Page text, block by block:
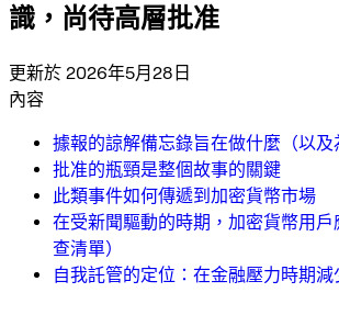
識，尚待高層批准
更新於 2026年5月28日
內容
據報的諒解備忘錄旨在做什麼（以及
批准的瓶頸是整個故事的關鍵
此類事件如何傳遞到加密貨幣市場
在受新聞驅動的時期，加密貨幣用
查清單）
自我託管的定位：在金融壓力時期